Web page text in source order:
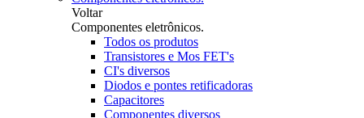
Voltar
Componentes eletrônicos.
Todos os produtos
Transistores e Mos FET's
CI's diversos
Diodos e pontes retificadoras
Capacitores
Componentes diversos